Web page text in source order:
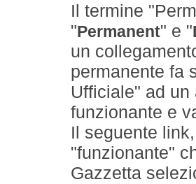
Il termine
" Permanent" e "
un
permanente fa
Ufficiale" ad
funzionante e
Il seguente
"funzionante"
Gazzetta